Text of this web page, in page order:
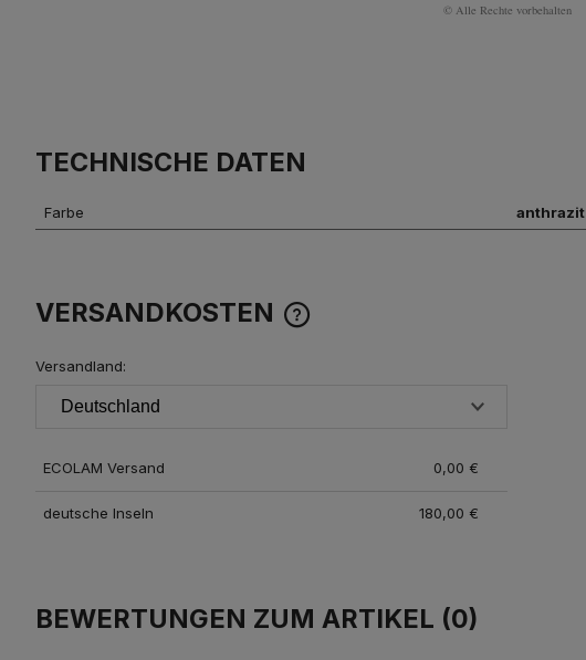
© Alle Rechte vorbehalten
TECHNISCHE DATEN
Farbe anthrazit
VERSANDKOSTEN
Versandland:
ECOLAM Versand 0,00 €
deutsche Inseln 180,00 €
BEWERTUNGEN ZUM ARTIKEL (0)